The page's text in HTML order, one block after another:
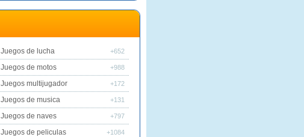
Juegos de lucha +652
Juegos de motos +988
Juegos multijugador +172
Juegos de musica +131
Juegos de naves +797
Juegos de peliculas +1084